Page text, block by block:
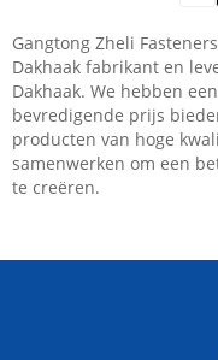
Gangtong Zheli
Dakhaak fabrikant en
Dakhaak. We hebben
bevredigende prijs
producten van hoge
samenwerken om een
te creëren.